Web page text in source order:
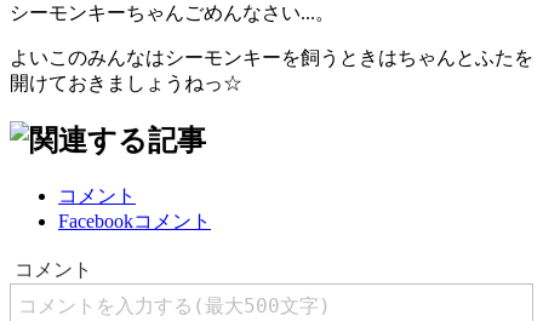
シーモンキーちゃんごめんなさい...。
よいこのみんなはシーモンキーを飼うときはちゃんとふたを
開けておきましょうねっ☆
コメント
Facebookコメント